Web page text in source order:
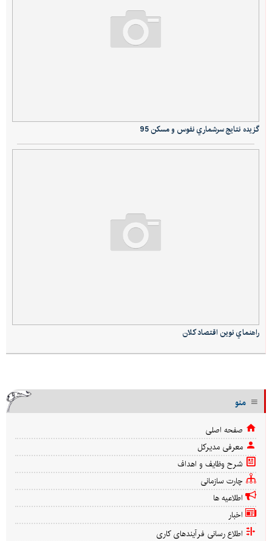
گزيده نتايج سرشماري نفوس و مسكن 95
راهنماي نوين اقتصاد كلان
منو
صفحه اصلی
معرفی مدیرکل
شرح وظایف و اهداف
چارت سازمانی
اطلاعیه ها
اخبار
اطلاع رسانی فرآیندهای کاری